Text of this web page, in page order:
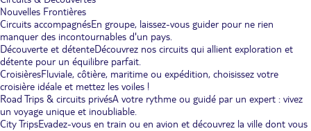
Nouvelles Frontières
Circuits accompagnésEn groupe, laissez-vous guider pour ne rien
manquer des incontournables d'un pays.
Découverte et détenteDécouvrez nos circuits qui allient exploration et
détente pour un équilibre parfait.
CroisièresFluviale, côtière, maritime ou expédition, choisissez votre
croisière idéale et mettez les voiles !
Road Trips & circuits privésA votre rythme ou guidé par un expert : vivez
un voyage unique et inoubliable.
City TripsEvadez-vous en train ou en avion et découvrez la ville dont vous